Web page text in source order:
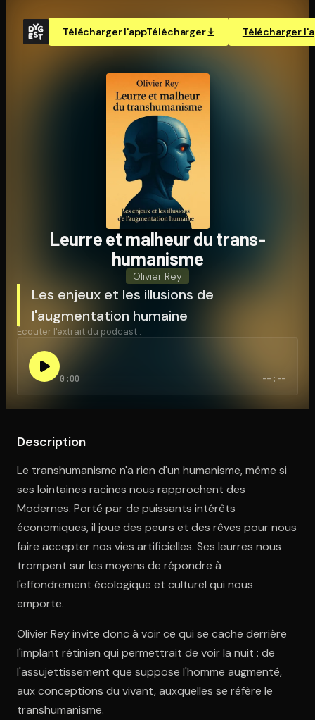
Télécharger l'appTélécharger Télécharger
Ouvre l'app Appareil photo, pointe sur le code. C'est gratuit à
Leurre et malheur du trans­
hu­ma­nisme
Olivier Rey
Les enjeux et les illusions de
l'augmentation humaine
Écouter l'extrait du podcast :
0:00 --:--
Description
Le transhumanisme n'a rien d'un humanisme, même si
ses lointaines racines nous rapprochent des
Modernes. Porté par de puissants intérêts
économiques, il joue des peurs et des rêves pour nous
faire accepter nos vies artificielles. Ses leurres nous
trompent sur les moyens de répondre à
l'effondrement écologique et culturel qui nous
emporte.
Olivier Rey invite donc à voir ce qui se cache derrière
l'implant rétinien qui permettrait de voir la nuit : de
l'assujettissement que suppose l'homme augmenté,
aux conceptions du vivant, auxquelles se réfère le
transhumanisme.